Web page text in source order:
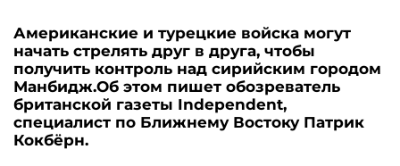
Американские и турецкие войска могут
начать стрелять друг в друга, чтобы
получить контроль над сирийским городом
Манбидж.Об этом пишет обозреватель
британской газеты Independent,
специалист по Ближнему Востоку Патрик
Кокбёрн.